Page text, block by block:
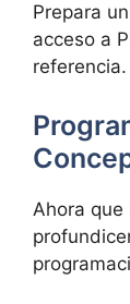
Prepara
acceso a
referencia.
Ahora